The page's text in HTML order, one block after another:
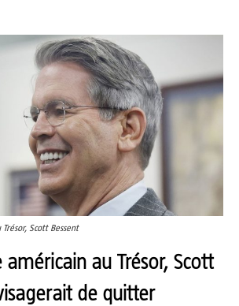
Scott Bessent
américain au Trésor, Scott
de quitter